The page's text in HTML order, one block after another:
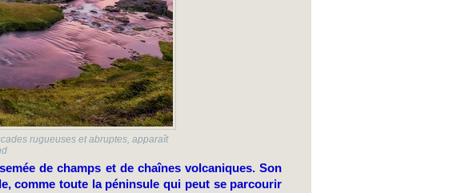
rugueuses et abruptes, apparaît
de champs et de chaînes volcaniques. Son
comme toute la péninsule qui peut se parcourir